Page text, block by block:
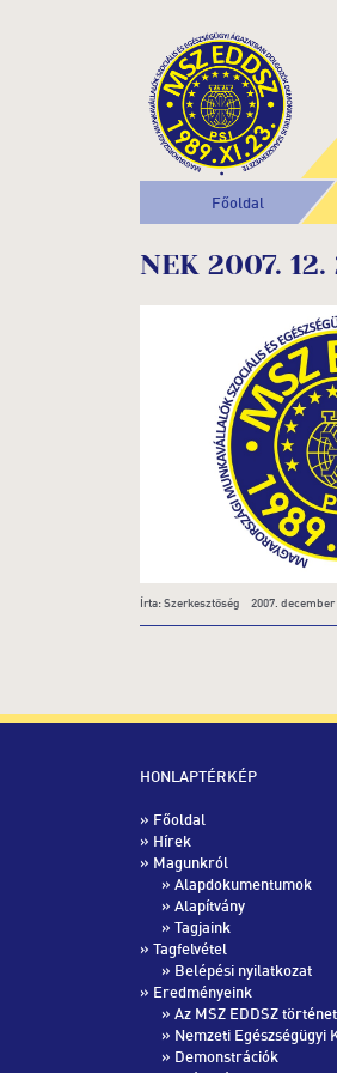
Főoldal
NEK 2007.
Írta: Szerkesztőség 2007. december
HONLAPTÉRKÉP
» Főoldal
» Hírek
» Magunkról
» Alapdokumentumok
» Alapítvány
» Tagjaink
» Tagfelvétel
» Belépési nyilatkozat
» Eredményeink
» Az MSZ EDDSZ
» Nemzeti Egészségügyi
» Demonstrációk